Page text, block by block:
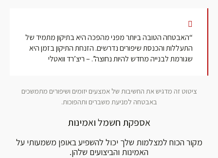
“האבטחה הטובה ביותר מפני מהפכה היא בתיקון מתמיד של
התעללות והכנסת שיפורים נדרשים. הזנחת התיקון בזמן היא
שגורמת לבנייה מחדש להיות נחוצה”. – ריצ’רד וואטלי
ציטוט זה מדגיש את החשיבות של אמצעים יזומים ושיפורים מתמשכים
באבטחה למניעת משברים ותהפוכות.
אספקת חשמל ואמינות
מקור הכוח למצלמות שלך יכול להשפיע באופן משמעותי על
האמינות והביצועים שלהן.